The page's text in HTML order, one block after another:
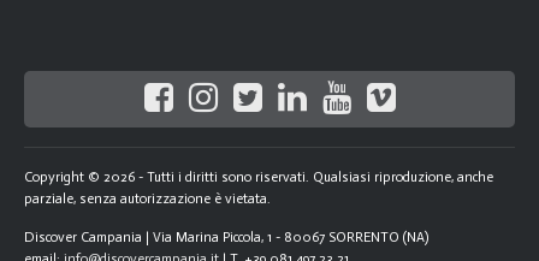
Copyright © 2026 - Tutti i diritti sono riservati. Qualsiasi riproduzione, anche
parziale, senza autorizzazione è vietata.
Discover Campania | Via Marina Piccola, 1 - 80067 SORRENTO (NA)